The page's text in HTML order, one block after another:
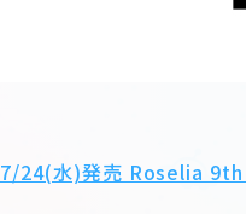
7/24(水)発売 Roselia 9th